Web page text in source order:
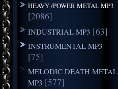
HEAVY /POWER METAL MP3
[2086]
INDUSTRIAL MP3 [63]
INSTRUMENTAL MP3
[75]
MELODIC DEATH METAL
MP3 [577]